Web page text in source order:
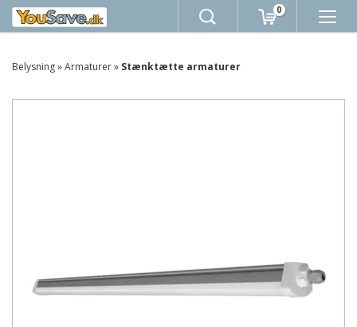
0
Belysning»Armaturer» Stænktætte armaturer